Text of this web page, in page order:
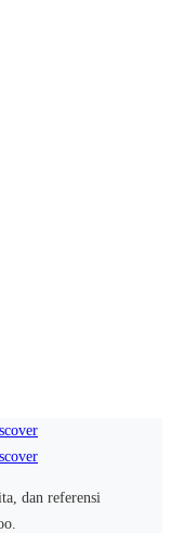
dan referensi